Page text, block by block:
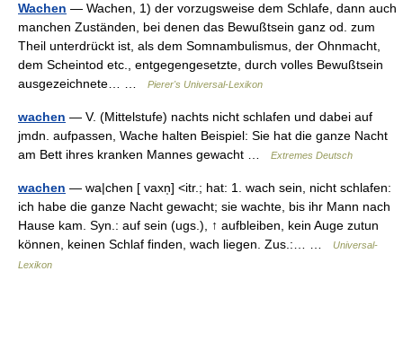
Wachen — Wachen, 1) der vorzugsweise dem Schlafe, dann auch
manchen Zuständen, bei denen das Bewußtsein ganz od. zum
Theil unterdrückt ist, als dem Somnambulismus, der Ohnmacht,
dem Scheintod etc., entgegengesetzte, durch volles Bewußtsein
ausgezeichnete… …
Pierer's Universal-Lexikon
wachen — V. (Mittelstufe) nachts nicht schlafen und dabei auf
jmdn. aufpassen, Wache halten Beispiel: Sie hat die ganze Nacht
am Bett ihres kranken Mannes gewacht …
Extremes Deutsch
wachen — wa|chen [ vaxn̩] <itr.; hat: 1. wach sein, nicht schlafen:
ich habe die ganze Nacht gewacht; sie wachte, bis ihr Mann nach
Hause kam. Syn.: auf sein (ugs.), ↑ aufbleiben, kein Auge zutun
können, keinen Schlaf finden, wach liegen. Zus.:… …
Universal-
Lexikon